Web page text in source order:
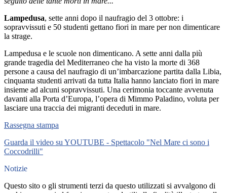
Lampedusa, sette anni dopo il naufragio del 3 ottobre: i
sopravvissuti e 50 studenti gettano fiori in mare per non dimenticare
la strage.
Lampedusa e le scuole non dimenticano. A sette anni dalla più
grande tragedia del Mediterraneo che ha visto la morte di 368
persone a causa del naufragio di un’imbarcazione partita dalla Libia,
cinquanta studenti arrivati da tutta Italia hanno lanciato fiori in mare
insieme ad alcuni sopravvissuti. Una cerimonia toccante avvenuta
davanti alla Porta d’Europa, l’opera di Mimmo Paladino, voluta per
lasciare una traccia dei migranti deceduti in mare.
Rassegna stampa
Guarda il video su YOUTUBE - Spettacolo "Nel Mare ci sono i
Coccodrilli"
Notizie
Questo sito o gli strumenti terzi da questo utilizzati si avvalgono di